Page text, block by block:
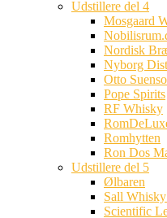
Udstillere del 4
Mosgaard
Nordisk
Nyborg
Otto
Pope Spirits
RF Whisky
Romhytten
Ron Dos
Udstillere del 5
Ølbaren
Sall
Scientific